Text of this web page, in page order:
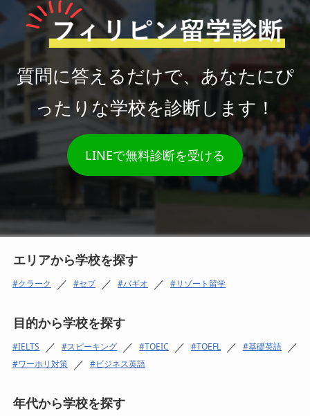
質問に答えるだけで、あなたにぴ
ったりな学校を診断します！
LINEで無料診断を受ける
エリアから学校を探す
クラーク ／ セブ ／ バギオ ／ リゾート留学
目的から学校を探す
IELTS ／ スピーキング ／ TOEIC ／ TOEFL ／ 基礎英語 ／
ワーホリ対策 ／ ビジネス英語
年代から学校を探す